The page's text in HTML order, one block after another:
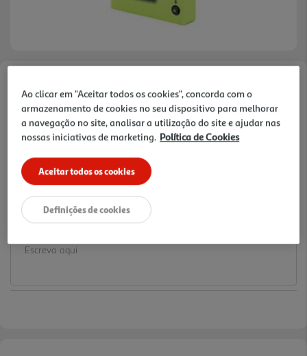
12.99 €/un
12,99 €
Notas de preparação
Ao clicar em "Aceitar todos os cookies", concorda com o
armazenamento de cookies no seu dispositivo para melhorar
a navegação no site, analisar a utilização do site e ajudar nas
nossas iniciativas de marketing. Política de Cookies
Aceitar todos os cookies
Definições de cookies